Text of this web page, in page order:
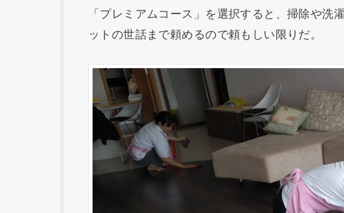
「プレミアムコース」を選択すると、掃除や
ットの世話まで頼めるので頼もしい限りだ。